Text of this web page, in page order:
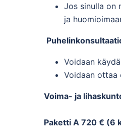
Jos sinulla on
ja
Voidaan
Voidaan ottaa
Voima- ja
Paketti A 720 € (6